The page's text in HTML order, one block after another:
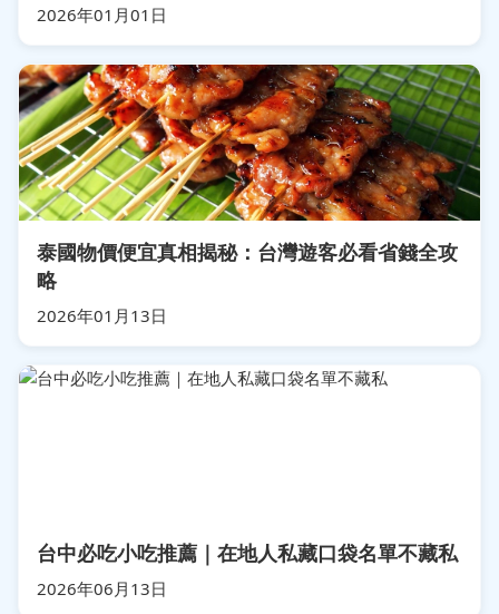
2026年01月01日
泰國物價便宜真相揭秘：台灣遊客必看省錢全攻
略
2026年01月13日
台中必吃小吃推薦｜在地人私藏口袋名單不藏私
2026年06月13日